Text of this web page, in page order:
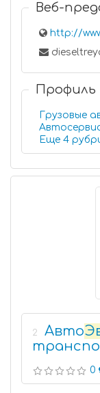
Веб-
http://
Профиль
Грузовые
Еще 4
2 Авто
0